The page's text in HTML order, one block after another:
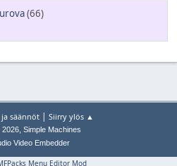
(66)
säännöt | Siirry ylös ▲
2026, Simple Machines
Video Embedder
Menu Editor Mod